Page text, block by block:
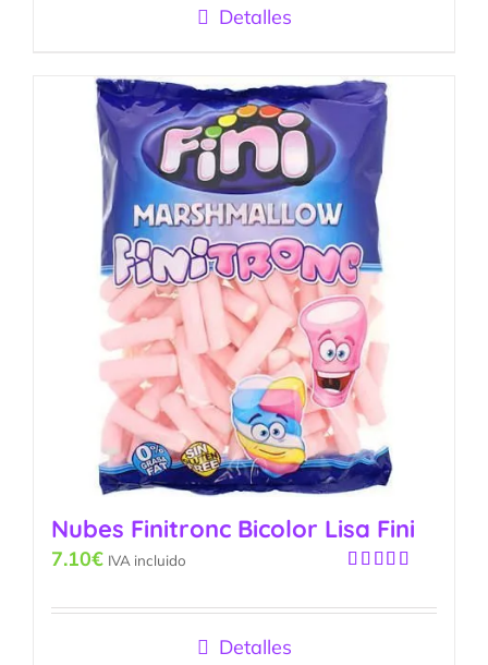
Detalles
Nubes Finitronc Bicolor Lisa Fini
5
7.10€ IVA incluido
Detalles